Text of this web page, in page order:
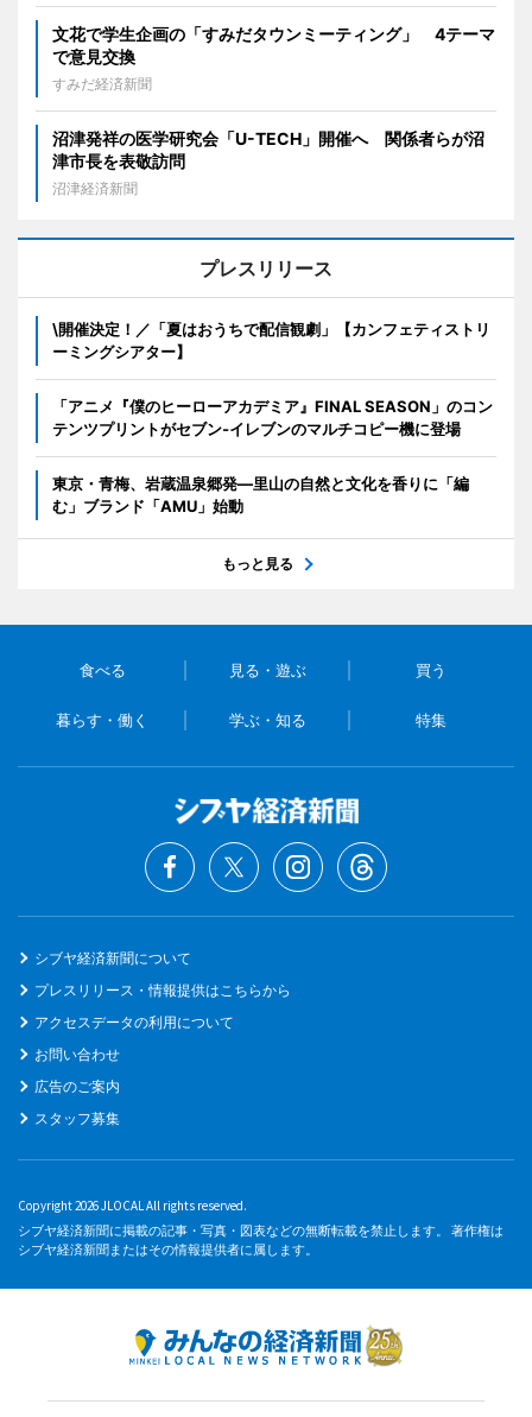
文花で学生企画の「すみだタウンミーティング」 4テーマ
で意見交換
すみだ経済新聞
沼津発祥の医学研究会「U-TECH」開催へ 関係者らが沼
津市長を表敬訪問
沼津経済新聞
プレスリリース
\開催決定！／「夏はおうちで配信観劇」【カンフェティストリ
ーミングシアター】
「アニメ『僕のヒーローアカデミア』FINAL SEASON」のコン
テンツプリントがセブン‐イレブンのマルチコピー機に登場
東京・青梅、岩蔵温泉郷発―里山の自然と文化を香りに「編
む」ブランド「AMU」始動
もっと見る
食べる 見る・遊ぶ 買う
暮らす・働く 学ぶ・知る 特集
シブヤ経済新聞について
プレスリリース・情報提供はこちらから
アクセスデータの利用について
お問い合わせ
広告のご案内
スタッフ募集
Copyright 2026 JLOCAL All rights reserved.
シブヤ経済新聞に掲載の記事・写真・図表などの無断転載を禁止します。 著作権は
シブヤ経済新聞またはその情報提供者に属します。